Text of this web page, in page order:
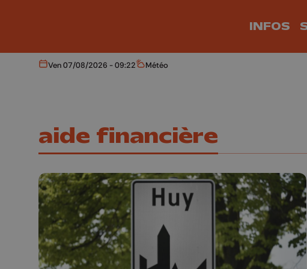
INFOS
Aujourd'hui
Ven 07/08/2026 - 09:22 Météo
Météo
aide financière